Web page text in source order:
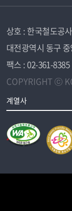
상호 : 한국철도공사
대전광역시 동구
팩스 : 02-361-8385
COPYRIGHT ⓒ
계열사